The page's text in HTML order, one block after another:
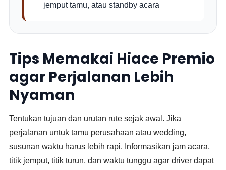
jemput tamu, atau standby acara
Tips Memakai Hiace Premio
agar Perjalanan Lebih
Nyaman
Tentukan tujuan dan urutan rute sejak awal. Jika
perjalanan untuk tamu perusahaan atau wedding,
susunan waktu harus lebih rapi. Informasikan jam acara,
titik jemput, titik turun, dan waktu tunggu agar driver dapat